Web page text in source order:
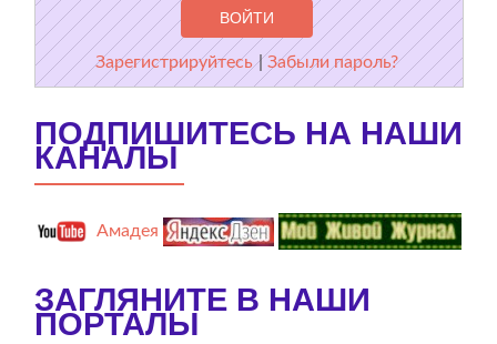
Зарегистрируйтесь |Забыли пароль?
ПОДПИШИТЕСЬ НА НАШИ
КАНАЛЫ
Амадея
ЗАГЛЯНИТЕ В НАШИ
ПОРТАЛЫ